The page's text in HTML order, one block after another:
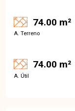
74.00 m²
A. Terreno
74.00 m²
A. Útil